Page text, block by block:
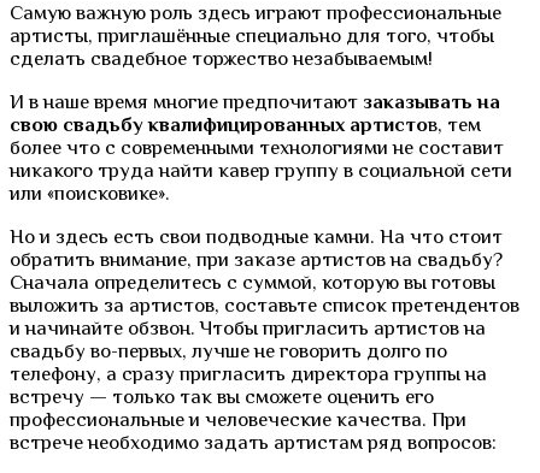
Самую важную роль здесь играют профессиональные
артисты, приглашённые специально для того, чтобы
сделать свадебное торжество незабываемым!
И в наше время многие предпочитают заказывать на
свою свадьбу квалифицированных артистов, тем
более что с современными технологиями не составит
никакого труда найти кавер группу в социальной сети
или «поисковике».
Но и здесь есть свои подводные камни. На что стоит
обратить внимание, при заказе артистов на свадьбу?
Сначала определитесь с суммой, которую вы готовы
выложить за артистов, составьте список претендентов
и начинайте обзвон. Чтобы пригласить артистов на
свадьбу во-первых, лучше не говорить долго по
телефону, а сразу пригласить директора группы на
встречу — только так вы сможете оценить его
профессиональные и человеческие качества. При
встрече необходимо задать артистам ряд вопросов: